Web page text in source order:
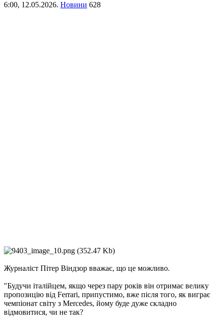
6:00, 12.05.2026. Новини 628
Журналіст Пітер Віндзор вважає, що це можливо.
"Будучи італійцем, якщо через пару років він отримає велику
пропозицію від Ferrari, припустимо, вже після того, як виграє
чемпіонат світу з Mercedes, йому буде дуже складно
відмовитися, чи не так?